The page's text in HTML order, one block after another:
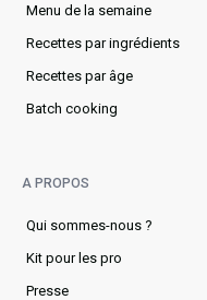
Menu de la semaine​
Recettes par ingrédients
Recettes par âge
Batch cooking
A PROPOS
Qui sommes-nous ?
Kit pour les pro
Presse